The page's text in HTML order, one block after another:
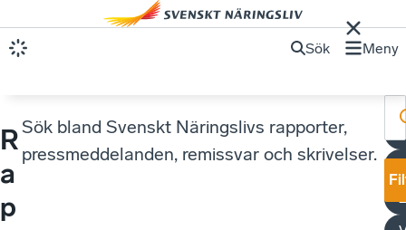
Sök Meny
R
a
p
Sök bland Svenskt Näringslivs rapporter,
pressmeddelanden, remissvar och skrivelser.